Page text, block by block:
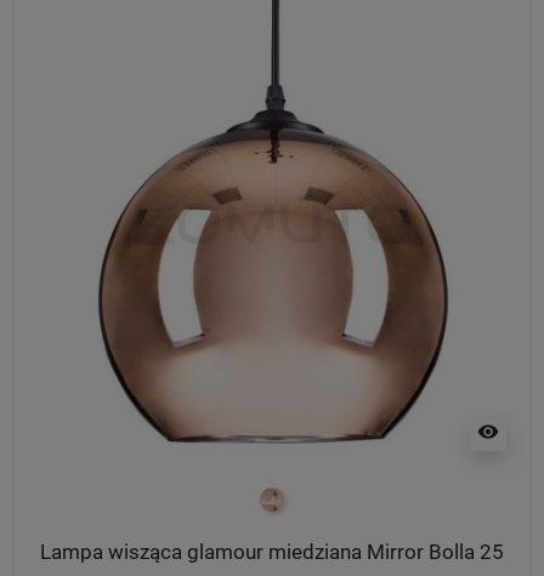
visibility
miedziany
Lampa wisząca glamour miedziana Mirror Bolla 25